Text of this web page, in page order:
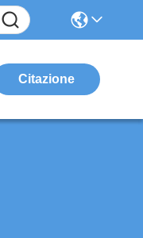
Citazione